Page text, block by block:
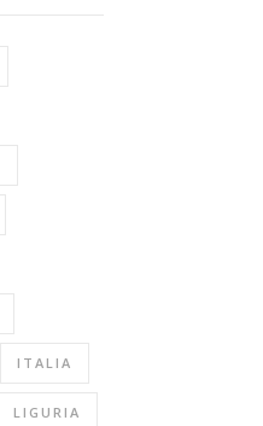
ITALIA
LIGURIA